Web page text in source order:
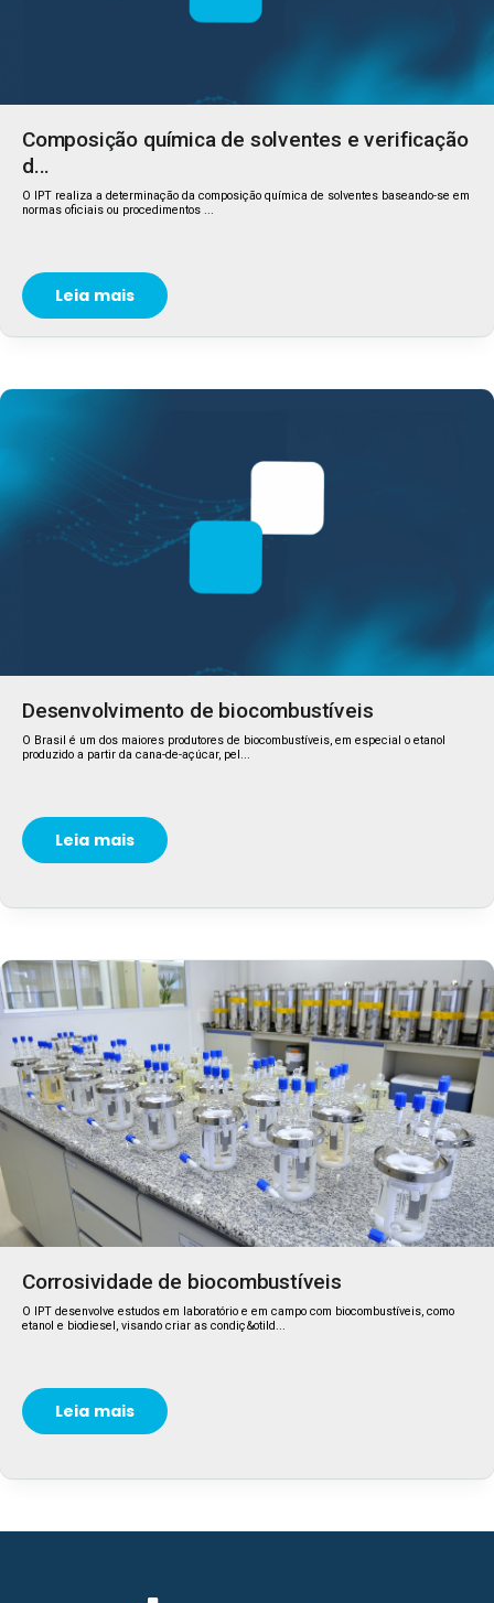
Composição química de solventes e verificação
d...
O IPT realiza a determinação da composição química de solventes baseando-se em
normas oficiais ou procedimentos ...
Leia mais
Desenvolvimento de biocombustíveis
O Brasil é um dos maiores produtores de biocombustíveis, em especial o etanol
produzido a partir da cana-de-açúcar, pel...
Leia mais
Corrosividade de biocombustíveis
O IPT desenvolve estudos em laboratório e em campo com biocombustíveis, como
etanol e biodiesel, visando criar as condiç&otild...
Leia mais